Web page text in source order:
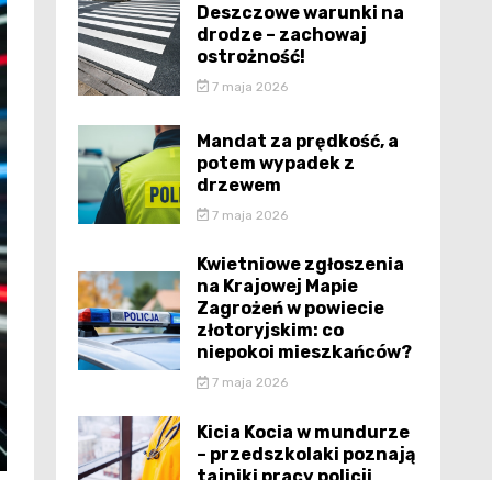
Deszczowe warunki na
drodze – zachowaj
ostrożność!
7 maja 2026
Mandat za prędkość, a
potem wypadek z
drzewem
7 maja 2026
Kwietniowe zgłoszenia
na Krajowej Mapie
Zagrożeń w powiecie
złotoryjskim: co
niepokoi mieszkańców?
7 maja 2026
Kicia Kocia w mundurze
– przedszkolaki poznają
tajniki pracy policji